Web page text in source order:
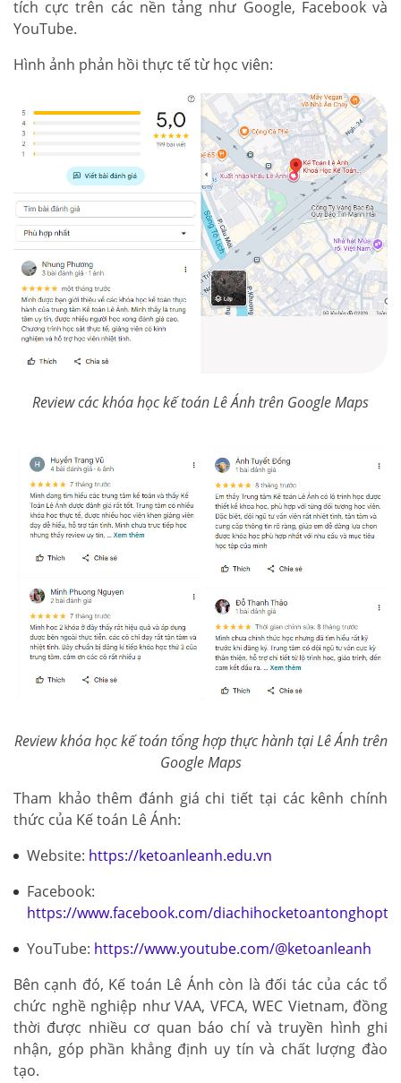
tích cực trên các nền tảng như Google, Facebook và
YouTube.
Hình ảnh phản hồi thực tế từ học viên:
Review các khóa học kế toán Lê Ánh trên Google Maps
Review khóa học kế toán tổng hợp thực hành tại Lê Ánh trên
Google Maps
Tham khảo thêm đánh giá chi tiết tại các kênh chính
thức của Kế toán Lê Ánh:
Website: https://ketoanleanh.edu.vn
Facebook:
https://www.facebook.com/
YouTube: https://www.youtube.com/@ketoanleanh
Bên cạnh đó, Kế toán Lê Ánh còn là đối tác của các tổ
chức nghề nghiệp như VAA, VFCA, WEC Vietnam, đồng
thời được nhiều cơ quan báo chí và truyền hình ghi
nhận, góp phần khẳng định uy tín và chất lượng đào
tạo.